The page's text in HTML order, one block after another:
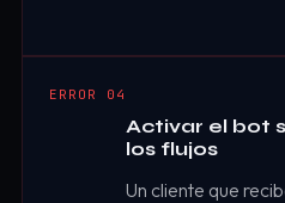
ERROR 04
Activar el bot
los flujos
Un cliente que